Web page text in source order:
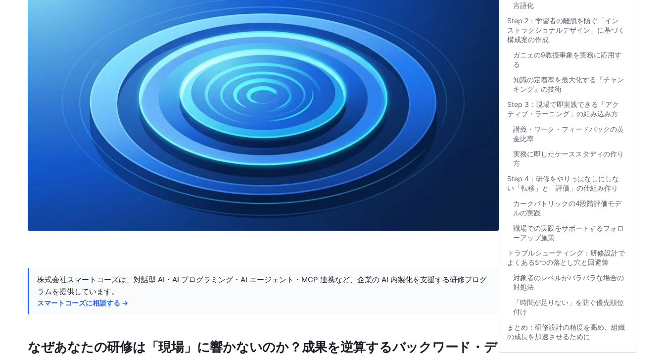
株式会社スマートコーズは、対話型 AI・AI プログラミング・AI エージェント・MCP 連携など、企業の AI 内製化を支援する研修プログ
ラムを提供しています。
スマートコーズに相談する →
なぜあなたの研修は「現場」に響かないのか？成果を逆算するバックワード・デ
言語化
Step 2：学習者の離脱を防ぐ「イン
ストラクショナルデザイン」に基づく
構成案の作成
ガニェの9教授事象を実務に応用す
る
知識の定着率を最大化する『チャン
キング』の技術
Step 3：現場で即実践できる「アク
ティブ・ラーニング」の組み込み方
講義・ワーク・フィードバックの黄
金比率
実務に即したケーススタディの作り
方
Step 4：研修をやりっぱなしにしな
い「転移」と「評価」の仕組み作り
カークパトリックの4段階評価モデ
ルの実践
職場での実践をサポートするフォロ
ーアップ施策
トラブルシューティング：研修設計で
よくある5つの落とし穴と回避策
対象者のレベルがバラバラな場合の
対処法
「時間が足りない」を防ぐ優先順位
付け
まとめ：研修設計の精度を高め、組織
の成長を加速させるために